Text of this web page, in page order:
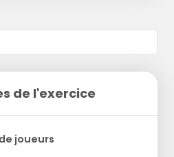
de l'exercice
joueurs